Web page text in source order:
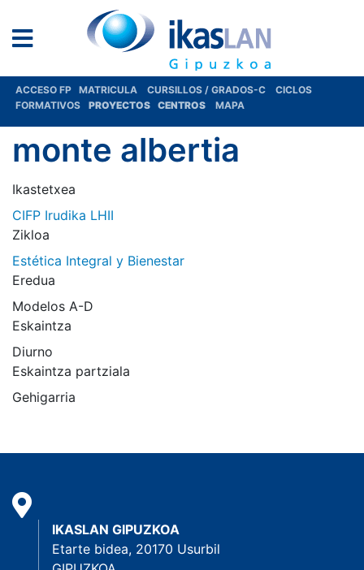
ACCESO FP MATRICULA CURSILLOS / GRADOS-C
CICLOS
FORMATIVOS
PROYECTOS CENTROS MAPA
monte albertia
Ikastetxea
CIFP Irudika LHII
Zikloa
Estética Integral y Bienestar
Eredua
Modelos A-D
Eskaintza
Diurno
Eskaintza partziala
Gehigarria
IKASLAN GIPUZKOA
Etarte bidea, 20170 Usurbil